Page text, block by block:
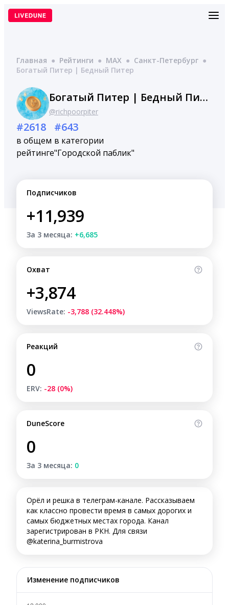
Перейти
Главная ● Рейтинги ● MAX ● Санкт-Петербург ●
Богатый Питер | Бедный Питер
Богатый Питер | Бедный Питер
@richpoorpiter
#2618
в общем
рейтинге
#643
в категории
"Городской паблик"
Подписчиков
+11,939
За 3 месяца: +6,685
Охват
+3,874
ViewsRate: -3,788 (32.448%)
Реакций
0
ERV: -28 (0%)
DuneScore
0
За 3 месяца: 0
Орёл и решка в телеграм-канале. Рассказываем
как классно провести время в самых дорогих и
самых бюджетных местах города. Канал
зарегистрирован в РКН. Для связи
@katerina_burmistrova
Изменение подписчиков